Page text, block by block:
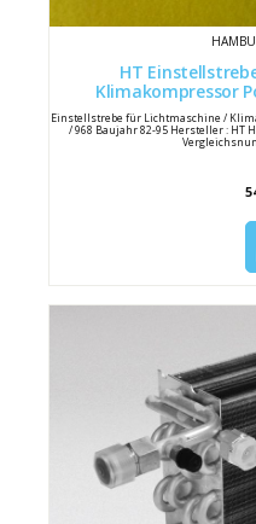
HT
Einstellstrebe für Lichtmaschine /
/ 968 Baujahr 82-95 Hersteller : HT